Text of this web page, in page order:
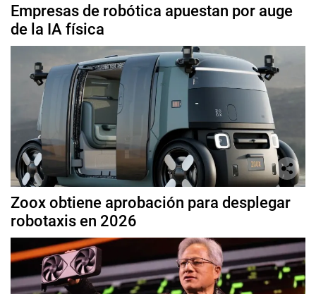
Empresas de robótica apuestan por auge
de la IA física
Zoox obtiene aprobación para desplegar
robotaxis en 2026